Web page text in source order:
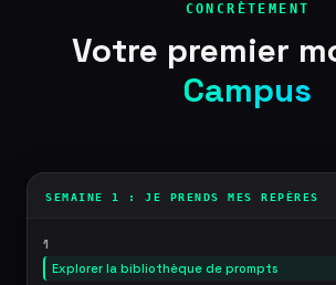
CONCRÈTEMENT
Votre premier
Campus
SEMAINE 1 : JE PRENDS MES REPÈRES
1
Explorer la bibliothèque de prompts